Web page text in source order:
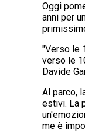
Oggi
anni per
"Verso le
verso le
Davide
Al parco,
estivi. La
me è